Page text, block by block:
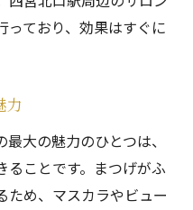
っており、効果はすぐに
力
大の魅力のひとつは、
ることです。まつげがふ
ため、マスカラやビュー